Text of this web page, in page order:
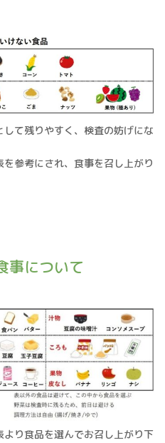
して残りやすく、検査の妨げにな
を参考にされ、食事を召し上がり
事について
り食品を選んでお召し上がり下